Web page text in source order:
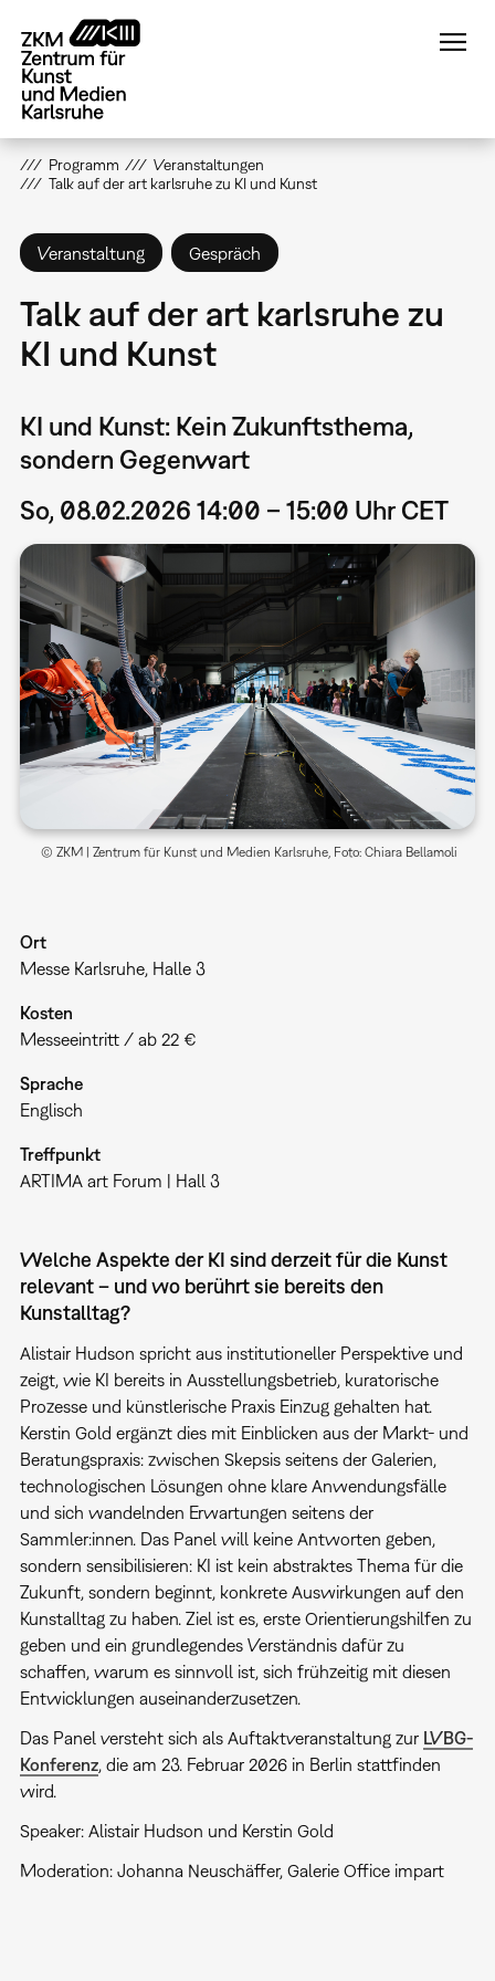
zum
Inhalt
Programm
Veranstaltungen
Talk auf der art karlsruhe zu KI und Kunst
Veranstaltung Gespräch
Talk auf der art karlsruhe zu
KI und Kunst
KI und Kunst: Kein Zukunftsthema,
sondern Gegenwart
So, 08.02.2026 14:00 – 15:00 Uhr CET
© ZKM | Zentrum für Kunst und Medien Karlsruhe, Foto: Chiara Bellamoli
Ort
Messe Karlsruhe, Halle 3
Kosten
Messeeintritt / ab 22 €
Sprache
Englisch
Treffpunkt
ARTIMA art Forum | Hall 3
Welche Aspekte der KI sind derzeit für die Kunst
relevant – und wo berührt sie bereits den
Kunstalltag?
Alistair Hudson spricht aus institutioneller Perspektive und
zeigt, wie KI bereits in Ausstellungsbetrieb, kuratorische
Prozesse und künstlerische Praxis Einzug gehalten hat.
Kerstin Gold ergänzt dies mit Einblicken aus der Markt- und
Beratungspraxis: zwischen Skepsis seitens der Galerien,
technologischen Lösungen ohne klare Anwendungsfälle
und sich wandelnden Erwartungen seitens der
Sammler:innen. Das Panel will keine Antworten geben,
sondern sensibilisieren: KI ist kein abstraktes Thema für die
Zukunft, sondern beginnt, konkrete Auswirkungen auf den
Kunstalltag zu haben. Ziel ist es, erste Orientierungshilfen zu
geben und ein grundlegendes Verständnis dafür zu
schaffen, warum es sinnvoll ist, sich frühzeitig mit diesen
Entwicklungen auseinanderzusetzen.
Das Panel versteht sich als Auftaktveranstaltung zur LVBG-
Konferenz, die am 23. Februar 2026 in Berlin stattfinden
wird.
Speaker: Alistair Hudson und Kerstin Gold
Moderation: Johanna Neuschäffer, Galerie Office impart